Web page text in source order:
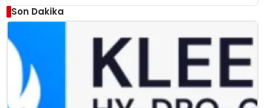
Son Dakika